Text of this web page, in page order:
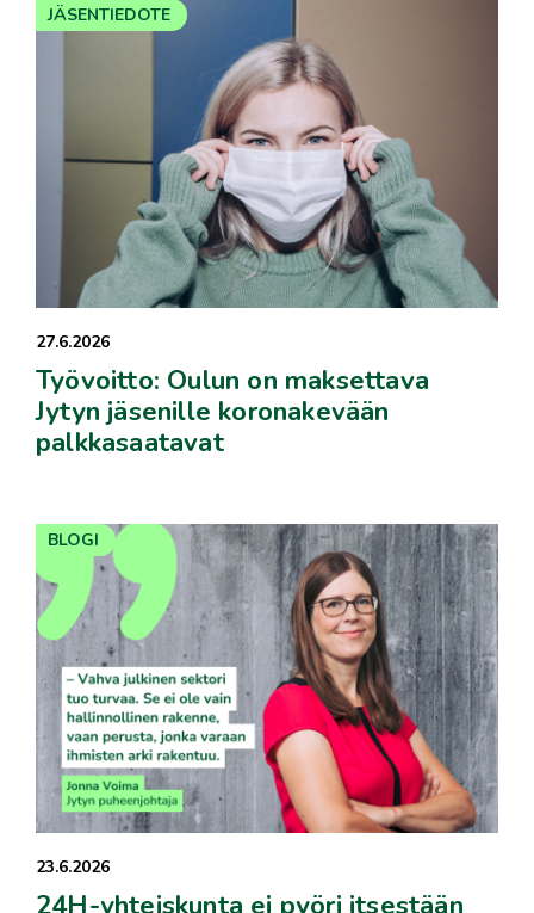
27.6.2026
Työvoitto: Oulun on maksettava
Jytyn jäsenille koronakevään
palkkasaatavat
JÄSENTIEDOTE
23.6.2026
24H-yhteiskunta ei pyöri itsestään
BLOGI